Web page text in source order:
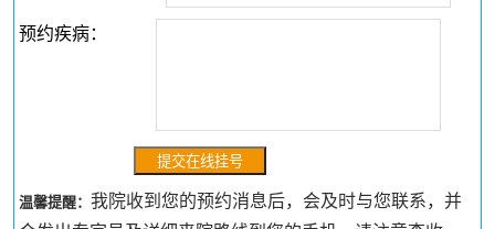
预约疾病：
温馨提醒：我院收到您的预约消息后，会及时与您联系，并